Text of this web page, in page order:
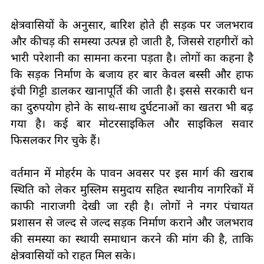
क्षेत्रवासियों के अनुसार, बारिश होते ही सड़क पर जलभराव
और कीचड़ की समस्या उत्पन्न हो जाती है, जिससे राहगीरों को
भारी परेशानी का सामना करना पड़ता है। लोगों का कहना है
कि सड़क निर्माण के बजाय हर बार केवल बस्सी और हाफ
इंची गिट्टी डालकर खानापूर्ति की जाती है। इससे सरकारी धन
का दुरुपयोग होने के साथ-साथ दुर्घटनाओं का खतरा भी बढ़
गया है। कई बार मोटरसाइकिल और साइकिल सवार
फिसलकर गिर चुके हैं।
वर्तमान में मोहर्रम के पावन अवसर पर इस मार्ग की खराब
स्थिति को लेकर मुस्लिम समुदाय सहित स्थानीय नागरिकों में
काफी नाराजगी देखी जा रही है। लोगों ने नगर पंचायत
प्रशासन से जल्द से जल्द सड़क निर्माण कराने और जलभराव
की समस्या का स्थायी समाधान करने की मांग की है, ताकि
क्षेत्रवासियों को राहत मिल सके।